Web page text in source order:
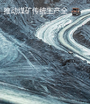
推动煤矿传统生产全